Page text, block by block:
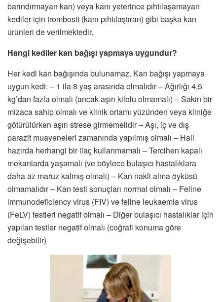
barındırmayan kan) veya kanı yeterince pıhtılaşamayan
kediler için trombosit (kanı pıhtılaştıran) gibi başka kan
ürünleri de verilmektedir.
Hangi kediler kan bağışı yapmaya uygundur?
Her kedi kan bağışında bulunamaz. Kan bağışı yapmaya
uygun kedi: – 1 ila 8 yaş arasında olmalıdır – Ağırlığı 4,5
kg’dan fazla olmalı (ancak aşırı kilolu olmamalı) – Sakin bir
mizaca sahip olmalı ve klinik ortamı yüzünden veya kliniğe
götürülürken aşırı strese girmemelidir – Aşı, iç ve dış
parazit muayeneleri zamanında yapılmış olmalı – Hali
hazırda herhangi bir ilaç kullanmamalı – Tercihen kapalı
mekanlarda yaşamalı (ve böylece bulaşıcı hastalıklara
daha az maruz kalmış olmalı) – Kan nakli alma öyküsü
olmamalıdır – Kan testi sonuçları normal olmalı – Feline
immunodeficiency virus (FIV) ve feline leukaemia virus
(FeLV) testleri negatif olmalı – Diğer bulaşıcı hastalıklar için
yapılan testler negatif olmalı (coğrafi konuma göre
değişebilir)